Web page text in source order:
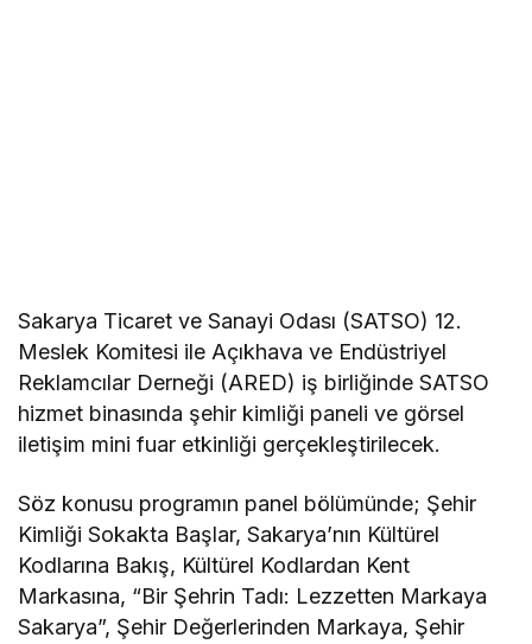
Sakarya Ticaret ve Sanayi Odası (SATSO) 12.
Meslek Komitesi ile Açıkhava ve Endüstriyel
Reklamcılar Derneği (ARED) iş birliğinde SATSO
hizmet binasında şehir kimliği paneli ve görsel
iletişim mini fuar etkinliği gerçekleştirilecek.
Söz konusu programın panel bölümünde; Şehir
Kimliği Sokakta Başlar, Sakarya’nın Kültürel
Kodlarına Bakış, Kültürel Kodlardan Kent
Markasına, “Bir Şehrin Tadı: Lezzetten Markaya
Sakarya”, Şehir Değerlerinden Markaya, Şehir